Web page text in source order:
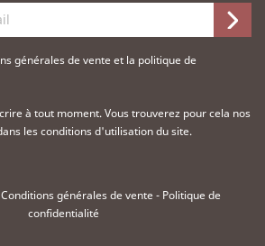
générales de vente et la politique de
à tout moment. Vous trouverez pour cela nos
les conditions d'utilisation du site.
Conditions générales de vente - Politique de
confidentialité